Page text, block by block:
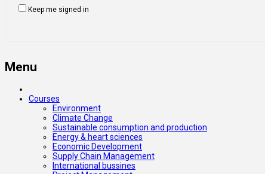
Keep me signed in
Menu
Courses
Environment
Climate Change
Sustainable consumption and production
Energy & heart sciences
Economic Development
Supply Chain Management
International bussines